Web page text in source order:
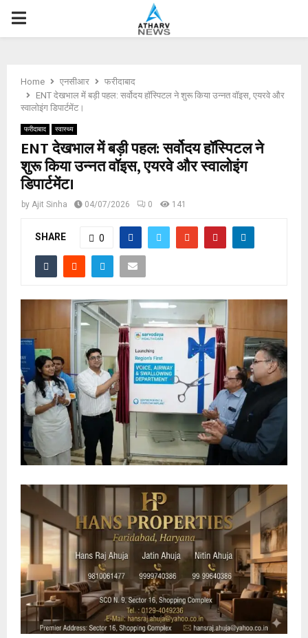
P
M
A
N
U
Home एनसीआर
फरीदाबाद
ENT देखभाल में बड़ी पहल: सर्वोदय हॉस्पिटल ने शुरू किया उन्नत वॉइस, एयरवे और
स्वालोइंग डिपार्टमेंट।
फरीदाबाद स्वास्थ्य
ENT देखभाल में बड़ी पहल: सर्वोदय हॉस्पिटल ने
शुरू किया उन्नत वॉइस, एयरवे और स्वालोइंग
डिपार्टमेंट।
by Ajit Sinha 04/07/2026 0 141
SHARE 0